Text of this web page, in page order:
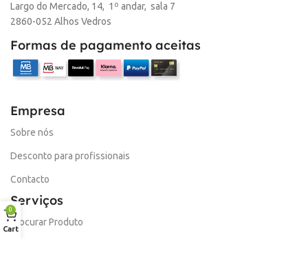
Largo do Mercado, 14, 1º andar, sala 7
2860-052 Alhos Vedros
Formas de pagamento aceitas
Empresa
Sobre nós
Desconto para profissionais
Contacto
Serviços
Procurar Produto
0
Cart